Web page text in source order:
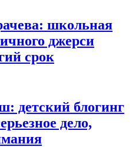
школьная
джерси
срок
детский блогинг
дело,